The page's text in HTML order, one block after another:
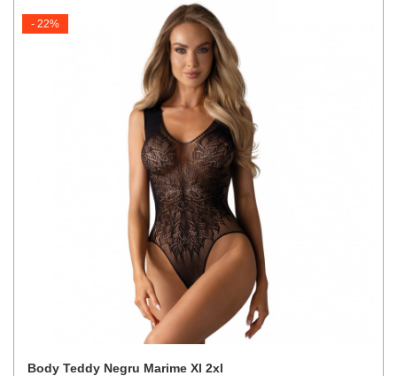
Body Teddy Negru Marime Xl 2xl
- 22%